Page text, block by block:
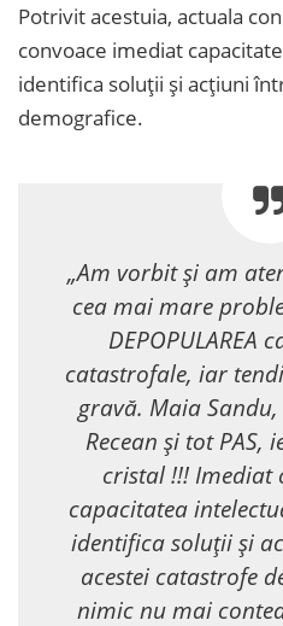
Potrivit acestuia, actuala
convoace imediat
identifica soluții și acțiuni
demografice.
„Am vorbit și am
cea mai mare
DEPOPULAREA
catastrofale, iar
gravă. Maia
Recean și tot PAS,
cristal !!! Imediat
capacitatea
identifica soluții și
acestei catastrofe
nimic nu mai